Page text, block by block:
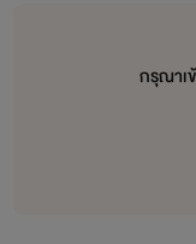
กรุณาเ